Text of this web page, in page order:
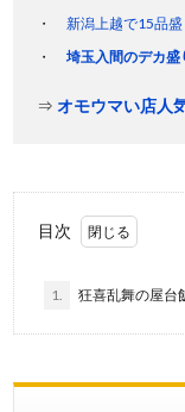
新潟上越で15品
埼玉入間のデカ
⇒オモウマい店人
目次
1. 狂喜乱舞の屋台